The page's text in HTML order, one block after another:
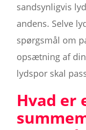
sandsynligvis
andens. Selve
spørgsmål om
opsætning af
lydspor skal
Hvad er